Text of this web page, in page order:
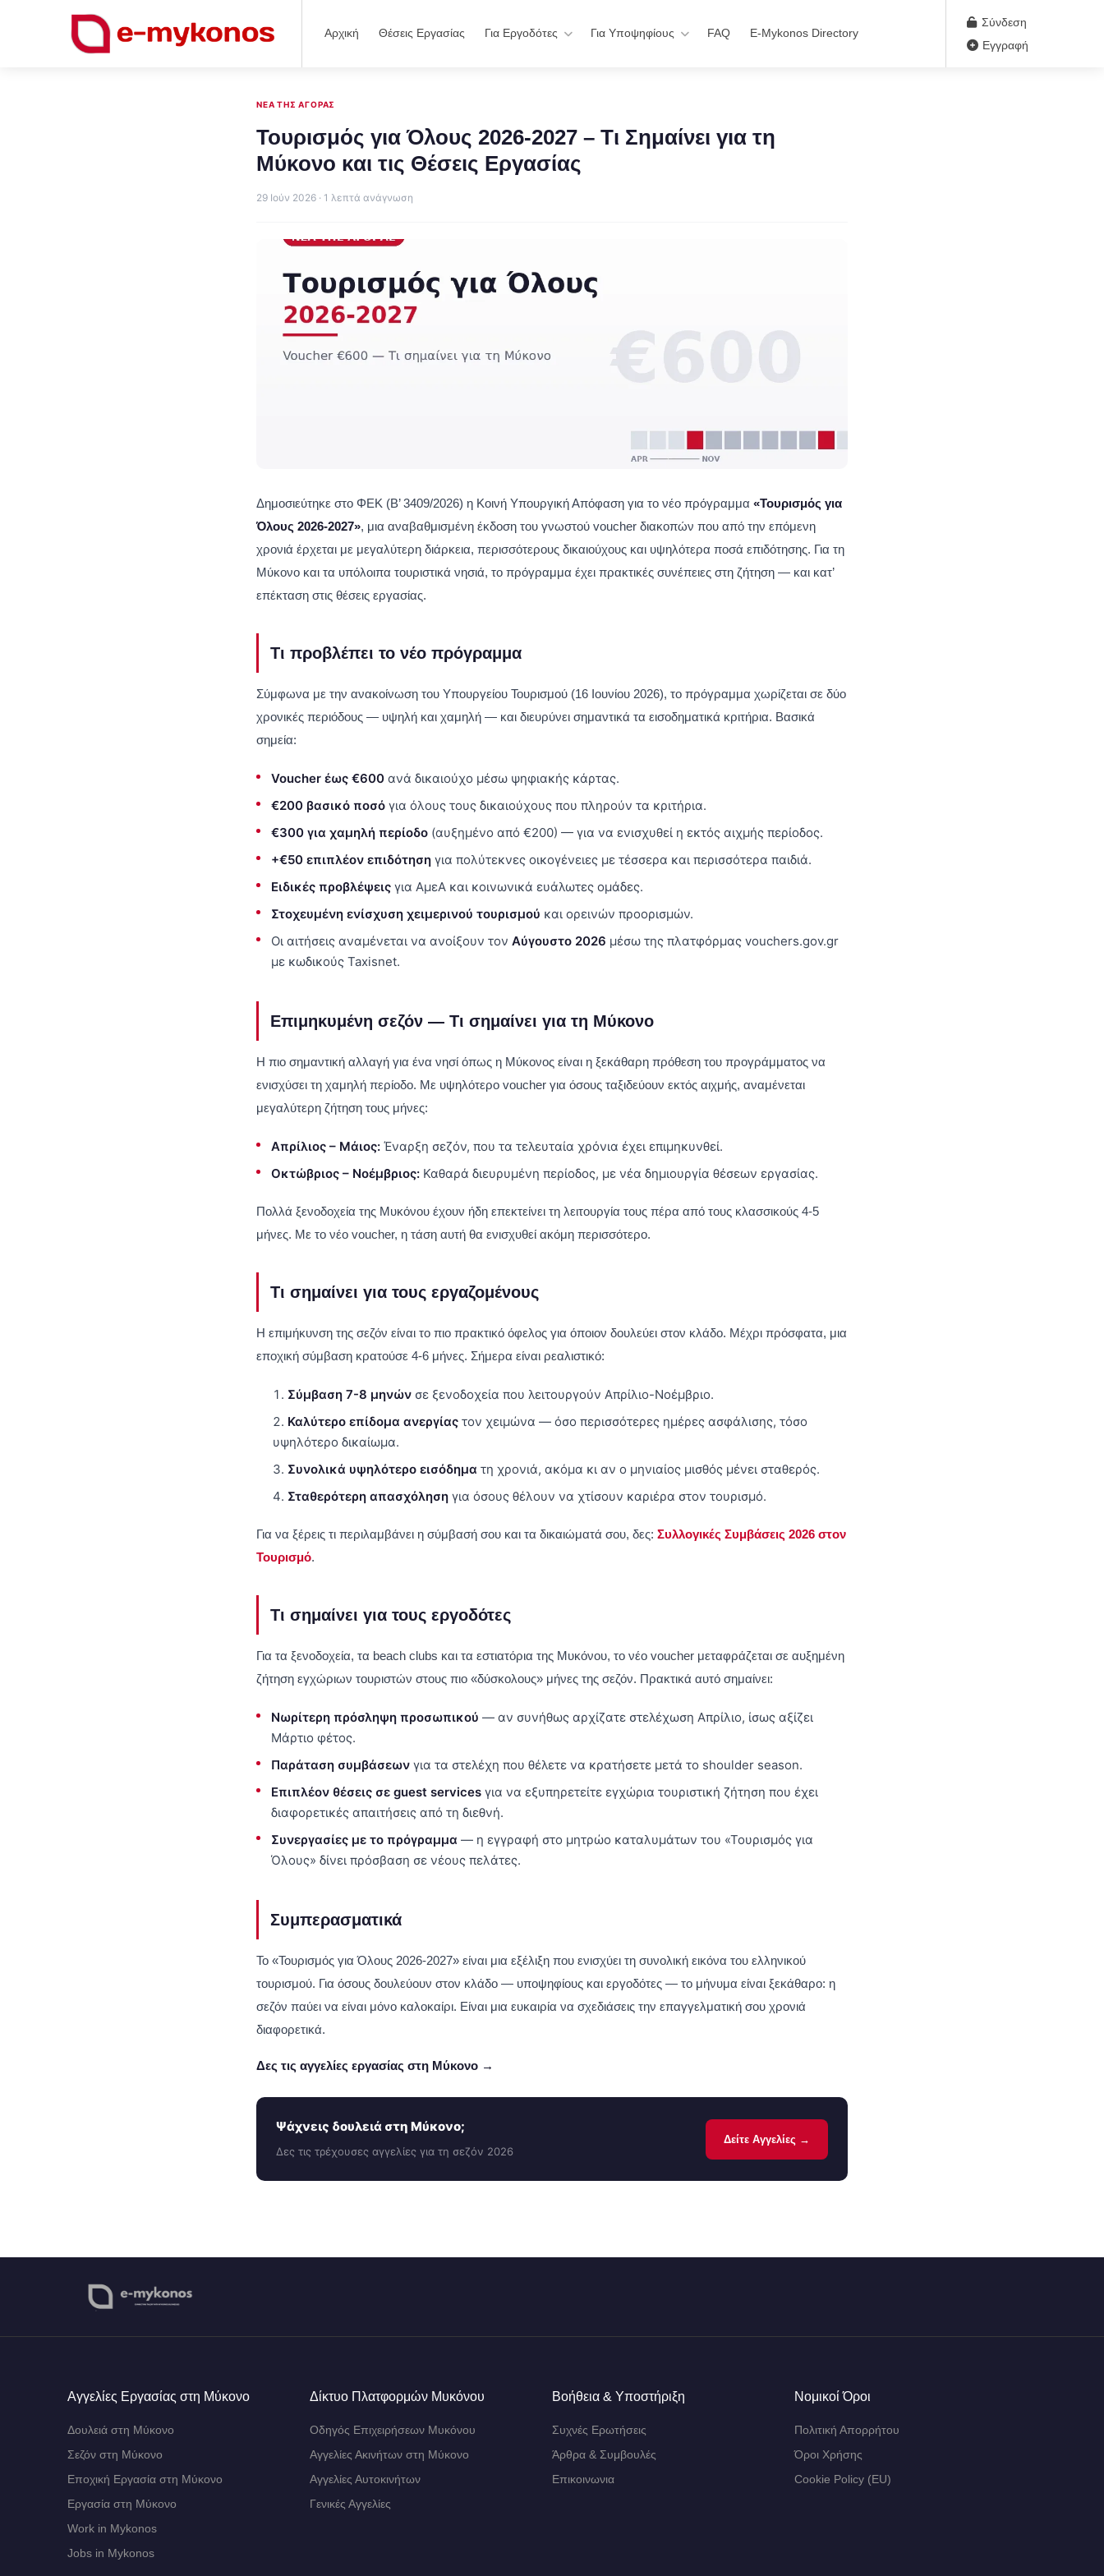
Αρχική Θέσεις Εργασίας Για Εργοδότες Για Υποψηφίους FAQ E-Mykonos Directory
Σύνδεση
Εγγραφή
ΝΈΑ ΤΗΣ ΑΓΟΡΆΣ
Τουρισμός για Όλους 2026-2027 – Τι Σημαίνει για τη
Μύκονο και τις Θέσεις Εργασίας
29 Ιούν 2026 · 1 λεπτά ανάγνωση
Δημοσιεύτηκε στο ΦΕΚ (B’ 3409/2026) η Κοινή Υπουργική Απόφαση για το νέο πρόγραμμα «Τουρισμός για
Όλους 2026-2027», μια αναβαθμισμένη έκδοση του γνωστού voucher διακοπών που από την επόμενη
χρονιά έρχεται με μεγαλύτερη διάρκεια, περισσότερους δικαιούχους και υψηλότερα ποσά επιδότησης. Για τη
Μύκονο και τα υπόλοιπα τουριστικά νησιά, το πρόγραμμα έχει πρακτικές συνέπειες στη ζήτηση — και κατ’
επέκταση στις θέσεις εργασίας.
Τι προβλέπει το νέο πρόγραμμα
Σύμφωνα με την ανακοίνωση του Υπουργείου Τουρισμού (16 Ιουνίου 2026), το πρόγραμμα χωρίζεται σε δύο
χρονικές περιόδους — υψηλή και χαμηλή — και διευρύνει σημαντικά τα εισοδηματικά κριτήρια. Βασικά
σημεία:
Voucher έως €600 ανά δικαιούχο μέσω ψηφιακής κάρτας.
€200 βασικό ποσό για όλους τους δικαιούχους που πληρούν τα κριτήρια.
€300 για χαμηλή περίοδο (αυξημένο από €200) — για να ενισχυθεί η εκτός αιχμής περίοδος.
+€50 επιπλέον επιδότηση για πολύτεκνες οικογένειες με τέσσερα και περισσότερα παιδιά.
Ειδικές προβλέψεις για ΑμεΑ και κοινωνικά ευάλωτες ομάδες.
Στοχευμένη ενίσχυση χειμερινού τουρισμού και ορεινών προορισμών.
Οι αιτήσεις αναμένεται να ανοίξουν τον Αύγουστο 2026 μέσω της πλατφόρμας vouchers.gov.gr
με κωδικούς Taxisnet.
Επιμηκυμένη σεζόν — Τι σημαίνει για τη Μύκονο
Η πιο σημαντική αλλαγή για ένα νησί όπως η Μύκονος είναι η ξεκάθαρη πρόθεση του προγράμματος να
ενισχύσει τη χαμηλή περίοδο. Με υψηλότερο voucher για όσους ταξιδεύουν εκτός αιχμής, αναμένεται
μεγαλύτερη ζήτηση τους μήνες:
Απρίλιος – Μάιος: Έναρξη σεζόν, που τα τελευταία χρόνια έχει επιμηκυνθεί.
Οκτώβριος – Νοέμβριος: Καθαρά διευρυμένη περίοδος, με νέα δημιουργία θέσεων εργασίας.
Πολλά ξενοδοχεία της Μυκόνου έχουν ήδη επεκτείνει τη λειτουργία τους πέρα από τους κλασσικούς 4-5
μήνες. Με το νέο voucher, η τάση αυτή θα ενισχυθεί ακόμη περισσότερο.
Τι σημαίνει για τους εργαζομένους
Η επιμήκυνση της σεζόν είναι το πιο πρακτικό όφελος για όποιον δουλεύει στον κλάδο. Μέχρι πρόσφατα, μια
εποχική σύμβαση κρατούσε 4-6 μήνες. Σήμερα είναι ρεαλιστικό:
Σύμβαση 7-8 μηνών σε ξενοδοχεία που λειτουργούν Απρίλιο-Νοέμβριο.
Καλύτερο επίδομα ανεργίας τον χειμώνα — όσο περισσότερες ημέρες ασφάλισης, τόσο
υψηλότερο δικαίωμα.
Συνολικά υψηλότερο εισόδημα τη χρονιά, ακόμα κι αν ο μηνιαίος μισθός μένει σταθερός.
Σταθερότερη απασχόληση για όσους θέλουν να χτίσουν καριέρα στον τουρισμό.
Για να ξέρεις τι περιλαμβάνει η σύμβασή σου και τα δικαιώματά σου, δες: Συλλογικές Συμβάσεις 2026 στον
Τουρισμό.
Τι σημαίνει για τους εργοδότες
Για τα ξενοδοχεία, τα beach clubs και τα εστιατόρια της Μυκόνου, το νέο voucher μεταφράζεται σε αυξημένη
ζήτηση εγχώριων τουριστών στους πιο «δύσκολους» μήνες της σεζόν. Πρακτικά αυτό σημαίνει:
Νωρίτερη πρόσληψη προσωπικού — αν συνήθως αρχίζατε στελέχωση Απρίλιο, ίσως αξίζει
Μάρτιο φέτος.
Παράταση συμβάσεων για τα στελέχη που θέλετε να κρατήσετε μετά το shoulder season.
Επιπλέον θέσεις σε guest services για να εξυπηρετείτε εγχώρια τουριστική ζήτηση που έχει
διαφορετικές απαιτήσεις από τη διεθνή.
Συνεργασίες με το πρόγραμμα — η εγγραφή στο μητρώο καταλυμάτων του «Τουρισμός για
Όλους» δίνει πρόσβαση σε νέους πελάτες.
Συμπερασματικά
Το «Τουρισμός για Όλους 2026-2027» είναι μια εξέλιξη που ενισχύει τη συνολική εικόνα του ελληνικού
τουρισμού. Για όσους δουλεύουν στον κλάδο — υποψηφίους και εργοδότες — το μήνυμα είναι ξεκάθαρο: η
σεζόν παύει να είναι μόνο καλοκαίρι. Είναι μια ευκαιρία να σχεδιάσεις την επαγγελματική σου χρονιά
διαφορετικά.
Δες τις αγγελίες εργασίας στη Μύκονο →
Ψάχνεις δουλειά στη Μύκονο;
Δες τις τρέχουσες αγγελίες για τη σεζόν 2026
Δείτε Αγγελίες →
Αγγελίες Εργασίας στη Μύκονο
Δουλειά στη Μύκονο
Σεζόν στη Μύκονο
Εποχική Εργασία στη Μύκονο
Εργασία στη Μύκονο
Work in Mykonos
Jobs in Mykonos
Δίκτυο Πλατφορμών Μυκόνου
Οδηγός Επιχειρήσεων Μυκόνου
Αγγελίες Ακινήτων στη Μύκονο
Αγγελίες Αυτοκινήτων
Γενικές Αγγελίες
Βοήθεια & Υποστήριξη
Συχνές Ερωτήσεις
Άρθρα & Συμβουλές
Επικοινωνια
Νομικοί Όροι
Πολιτική Απορρήτου
Όροι Χρήσης
Cookie Policy (EU)